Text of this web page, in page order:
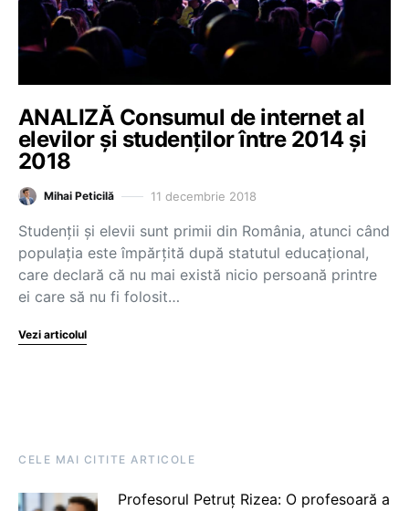
ANALIZĂ Consumul de internet al
elevilor și studenților între 2014 și
2018
Mihai Peticilă 11 decembrie 2018
Studenții și elevii sunt primii din România, atunci când
populația este împărțită după statutul educațional,
care declară că nu mai există nicio persoană printre
ei care să nu fi folosit…
Vezi articolul
CELE MAI CITITE ARTICOLE
Profesorul Petruț Rizea: O profesoară a